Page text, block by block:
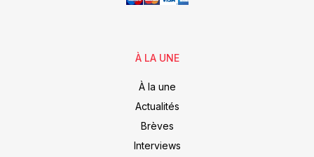
À LA UNE
À la une
Actualités
Brèves
Interviews